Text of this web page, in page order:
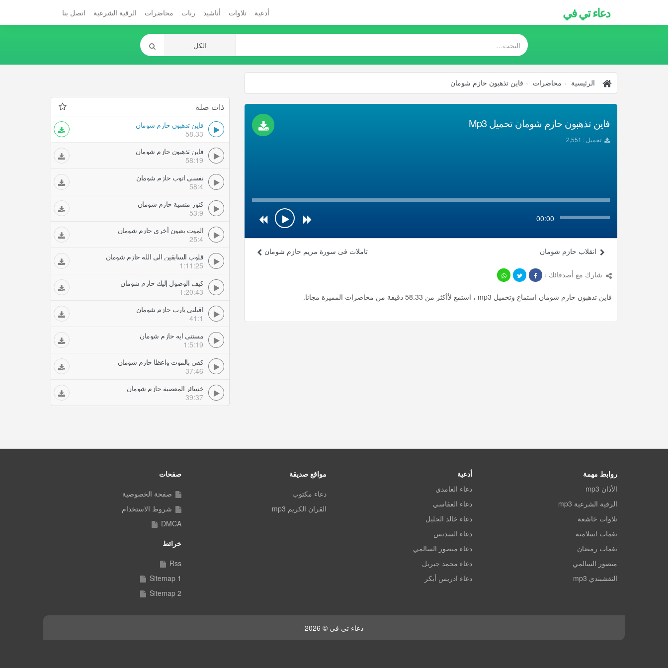
دعاء تي في أدعية تلاوات أناشيد رنات محاضرات الرقية الشرعية اتصل بنا
الرئيسية محاضرات فاين تذهبون حازم شومان
فاين تذهبون حازم شومان تحميل Mp3
تحميل : 2,551
00:00
تاملات فى سورة مريم حازم شومان انقلاب حازم شومان
شارك مع أصدقائك ›
فاين تذهبون حازم شومان استماع وتحميل mp3 ، استمع لأأكثر من 58.33 دقيقة من محاضرات المميزة مجانا.
ذات صلة
فاين تذهبون حازم شومان
58.33
فاين تذهبون حازم شومان
58:19
نفسى اتوب حازم شومان
58:4
كنوز منسية حازم شومان
53:9
الموت بعيون أخرى حازم شومان
25:4
قلوب السابقين الى الله حازم شومان
1:11:25
كيف الوصول إليك حازم شومان
1:20:43
اقبلني يارب حازم شومان
41:1
مستنى ايه حازم شومان
1:5:19
كفى بالموت واعظا حازم شومان
37:46
خسائر المعصية حازم شومان
39:37
روابط مهمة
الأذان mp3
الرقية الشرعية mp3
تلاوات خاشعة
نغمات اسلامية
نغمات رمضان
منصور السالمي
النقشبندي mp3
أدعية
دعاء الغامدي
دعاء العفاسي
دعاء خالد الجليل
دعاء السديس
دعاء منصور السالمي
دعاء محمد جبريل
دعاء ادريس أبكر
مواقع صديقة
دعاء مكتوب
القران الكريم mp3
صفحات
صفحة الخصوصية
شروط الاستخدام
DMCA
خرائط
Rss
Sitemap 1
Sitemap 2
دعاء تي في © 2026